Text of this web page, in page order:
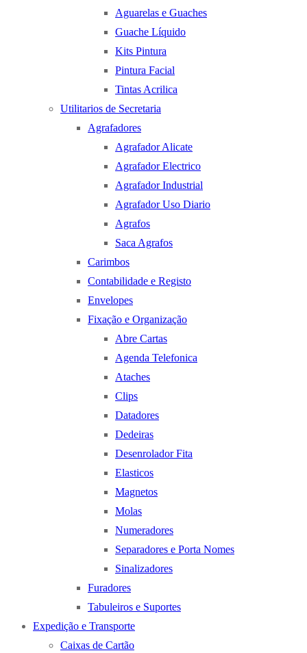
Aguarelas e Guaches
Guache Líquido
Kits Pintura
Pintura Facial
Tintas Acrilica
Utilitarios de Secretaria
Agrafadores
Agrafador Alicate
Agrafador Electrico
Agrafador Industrial
Agrafador Uso Diario
Agrafos
Saca Agrafos
Carimbos
Contabilidade e Registo
Envelopes
Fixação e Organização
Abre Cartas
Agenda Telefonica
Ataches
Clips
Datadores
Dedeiras
Desenrolador Fita
Elasticos
Magnetos
Molas
Numeradores
Separadores e Porta Nomes
Sinalizadores
Furadores
Tabuleiros e Suportes
Expedição e Transporte
Caixas de Cartão